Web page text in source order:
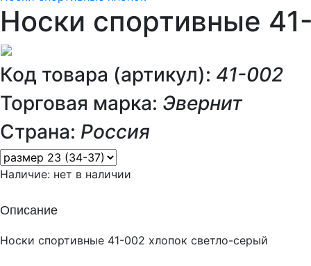
Носки спортивные
Код товара (артикул): 41-002
Торговая марка: Эвернит
Страна: Россия
Наличие: нет в наличии
Описание
Носки спортивные 41-002 хлопок светло-серый